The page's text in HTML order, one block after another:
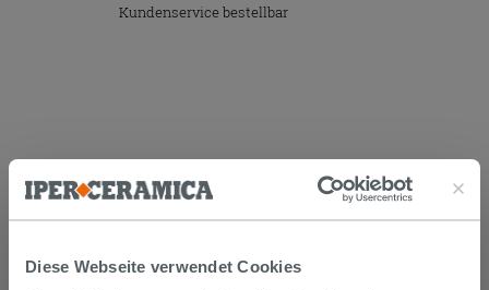
Diese Webseite verwendet Cookies
Kundenservice bestellbar